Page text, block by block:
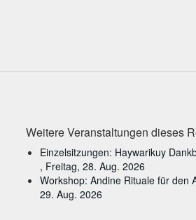
Weitere Veranstaltungen dieses
Einzelsitzungen: Haywarikuy
, Freitag, 28. Aug. 2026
Workshop: Andine Rituale für den
29. Aug. 2026